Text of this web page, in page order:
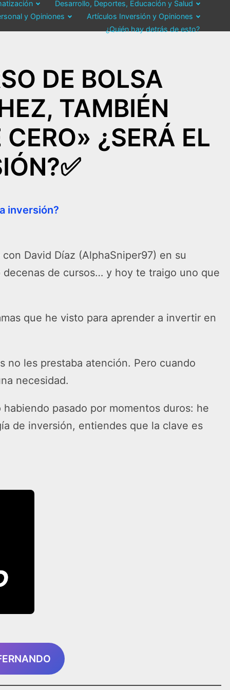
Desarrollo, Deportes, Educación y Salud
y Opiniones
Artículos Inversión y Opiniones
¿Quién hay detrás de esto?
DE BOLSA
TAMBIÉN
¿SERÁ EL
inversión?
David Díaz (AlphaSniper97) en su
de cursos… y hoy te traigo uno que
que he visto para aprender a invertir en
no les prestaba atención. Pero cuando
necesidad.
habiendo pasado por momentos duros: he
de inversión, entiendes que la clave es